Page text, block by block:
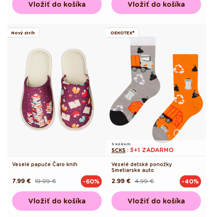
Vložiť do košíka Vložiť do košíka
Nový strih
Veselé papuče Čaro kníh
Pôvodná19.99 €
Akciová
7.99 € -60%
Vložiť do košíka
OEKOTEX®
S kódom
SCKS : 3+1 ZADARMO
Veselé detské ponožky
Smetiarske auto
Pôvodná4.99 €
Akciová
2.99 € -40%
Vložiť do košíka